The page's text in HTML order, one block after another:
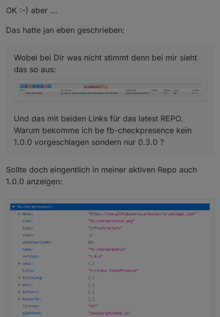
vom Inhalt unterscheiden würde mich deshalb auch
OK :-) aber ...
Das hatte jan eben geschrieben:
Wobei bei Dir was nicht stimmt denn bei mir sieht
das so aus:
Und das mit beiden Links für das latest REPO.
Warum bekomme ich be fb-checkpresence kein
1.0.0 vorgeschlagen sondern nur 0.3.0 ?
Sollte doch eingentlich in meiner aktiven Repo auch
1.0.0 anzeigen: